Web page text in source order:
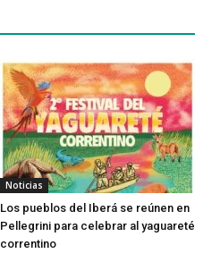
Noticias
Los pueblos del Iberá se reúnen en
Pellegrini para celebrar al yaguareté
correntino